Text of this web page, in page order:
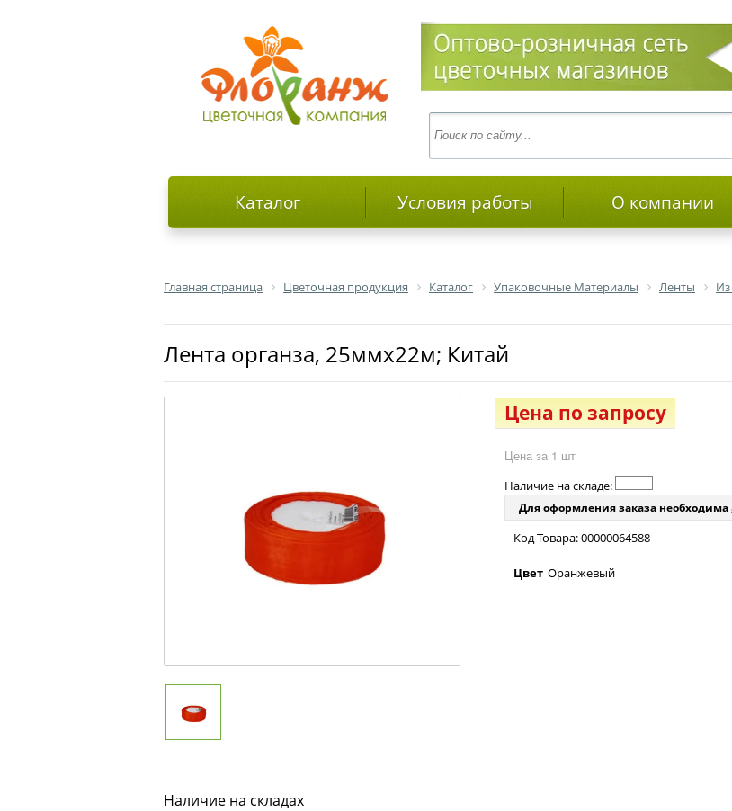
Каталог Условия работы О компании
Главная страница Цветочная продукция Каталог Упаковочные Материалы Ленты
Лента органза, 25ммх22м; Китай
Цена по запросу
Цена за 1 шт
Наличие на складе:
Для оформления заказа необходима
Код Товара: 00000064588
Цвет Оранжевый
Наличие на складах